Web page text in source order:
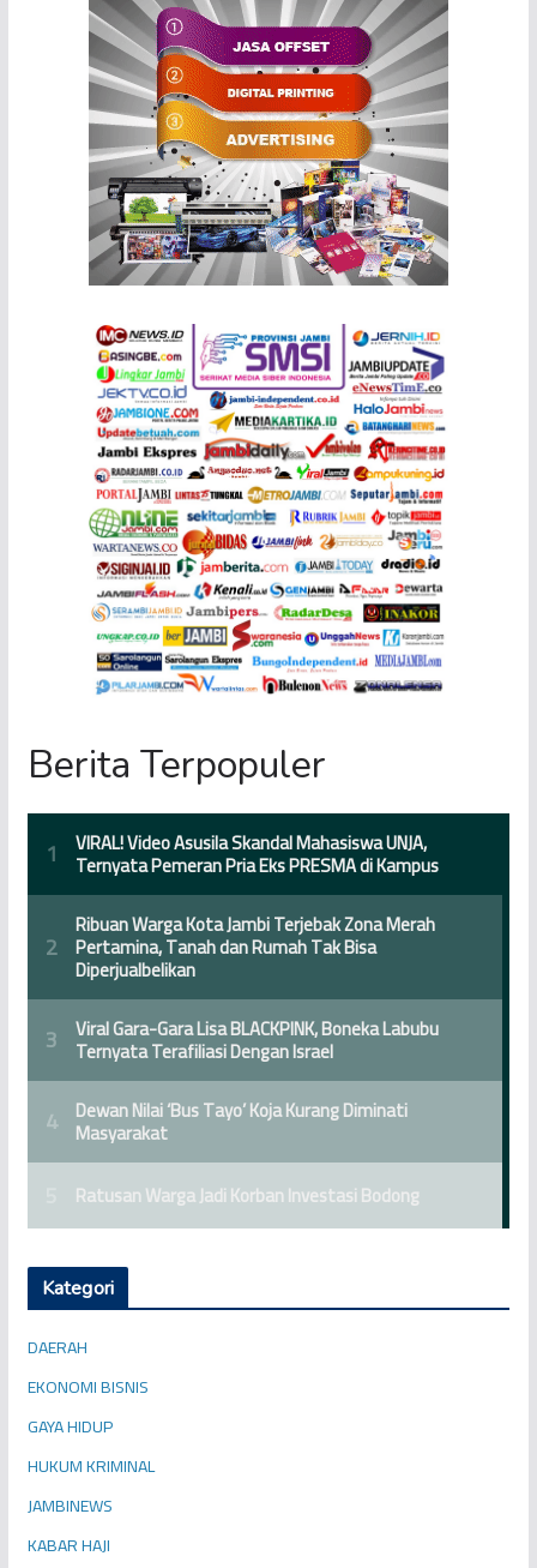
Berita Terpopuler
Kategori
DAERAH
EKONOMI BISNIS
GAYA HIDUP
HUKUM KRIMINAL
JAMBINEWS
KABAR HAJI